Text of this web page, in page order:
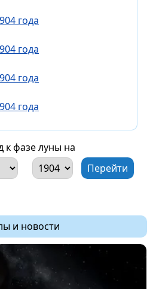
года
года
года
года
к фазе луны на
и новости